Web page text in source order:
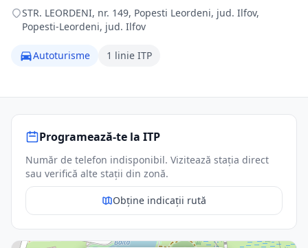
STR. LEORDENI, nr. 149, Popesti Leordeni, jud. Ilfov,
Popesti-Leordeni, jud. Ilfov
Autoturisme 1 linie ITP
Programează-te la ITP
Număr de telefon indisponibil. Vizitează stația direct
sau verifică alte stații din zonă.
Obține indicații rută